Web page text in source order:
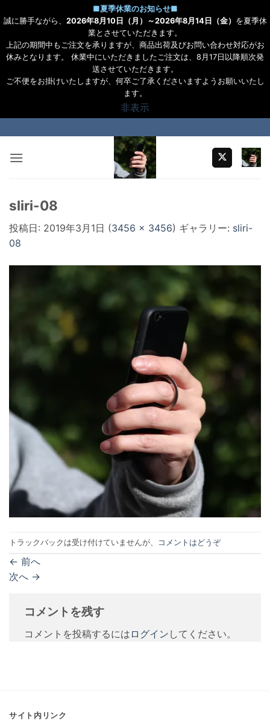
■夏季休業のお知らせ■
誠に勝手ながら、 2026年8月10日（月）～2026年8月14日（金） を夏季休
業とさせていただきます。
上記の期間中もご注文を承りますが、商品出荷及びお問い合わせ対応がお
休みとなります。 休業中にいただきましたご注文は、8月17日以降順次発
送させていただきます。
ご不便をお掛けいたしますが、何卒ご了承くださいますようお願いいたし
ます。
非表示
to
content
sliri-08
投稿日: 2019年3月1日 (3456 × 3456) ギャラリー: sliri-
08
トラックバックは受け付けていませんが、 コメントはどうぞ
← 前へ
次へ →
コメントを残す
コメントを投稿するには ログイン してください。
サイト内リンク